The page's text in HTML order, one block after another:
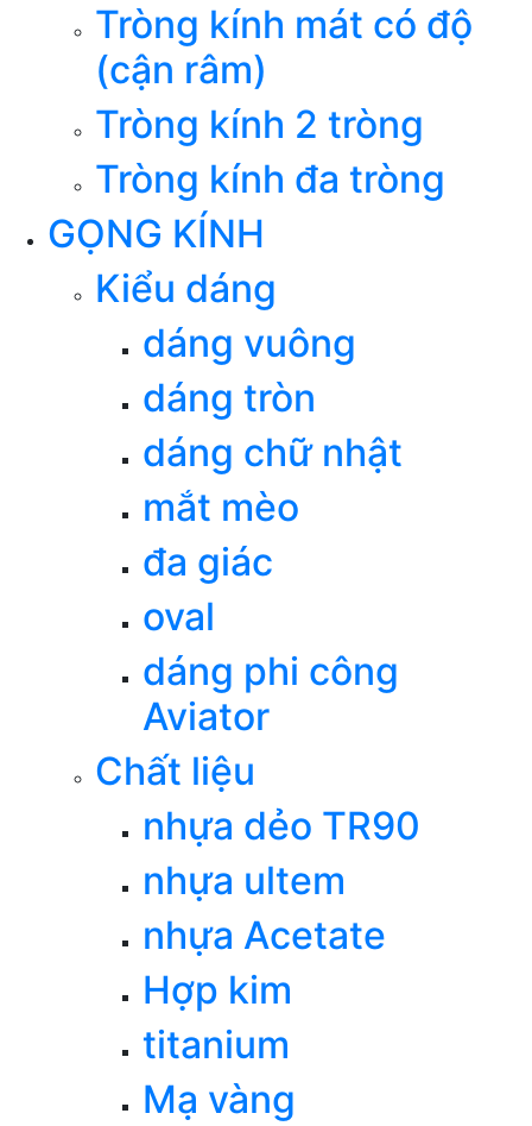
Tròng kính mát có độ
(cận râm)
Tròng kính 2 tròng
Tròng kính đa tròng
GỌNG KÍNH
Kiểu dáng
dáng vuông
dáng tròn
dáng chữ nhật
mắt mèo
đa giác
oval
dáng phi công
Aviator
Chất liệu
nhựa dẻo TR90
nhựa ultem
nhựa Acetate
Hợp kim
titanium
Mạ vàng